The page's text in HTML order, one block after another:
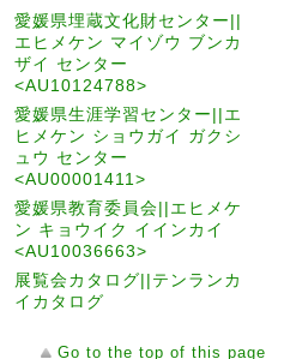
愛媛県埋蔵文化財センター||
エヒメケン マイゾウ ブンカ
ザイ センター
<AU10124788>
愛媛県生涯学習センター||エ
ヒメケン ショウガイ ガクシ
ュウ センター
<AU00001411>
愛媛県教育委員会||エヒメケ
ン キョウイク イインカイ
<AU10036663>
展覧会カタログ||テンランカ
イカタログ
Go to the top of this page